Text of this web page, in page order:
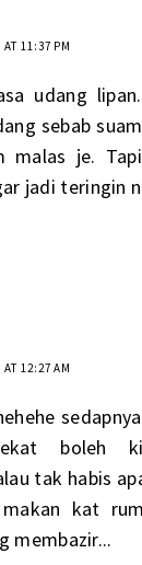
11:37 PM
udang
sebab
malas je.
jadi teringin
12:27 AM
boleh
tak habis
kat
membazir...